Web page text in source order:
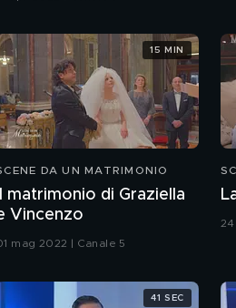
DA UN MATRIMONIO
Il matrimonio di Graziella
Vincenzo
mag 2022 | Canale 5
15 MIN
41 SEC